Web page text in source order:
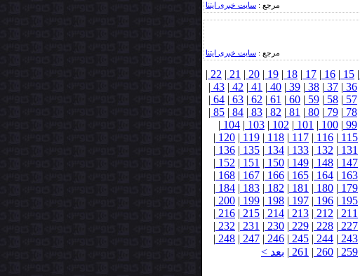
مرجع : سایت خبری ایتنا
مرجع : سایت خبری ایتنا
|
15
|
16
|
17
|
18
|
19
|
20
|
21
|
22
|
36
|
37
|
38
|
39
|
40
|
41
|
42
|
43
|
57
|
58
|
59
|
60
|
61
|
62
|
63
|
64
|
78
|
79
|
80
|
81
|
82
|
83
|
84
|
85
|
99
|
100
|
101
|
102
|
103
|
104
|
115
|
116
|
117
|
118
|
119
|
120
|
131
|
132
|
133
|
134
|
135
|
136
|
147
|
148
|
149
|
150
|
151
|
152
|
163
|
164
|
165
|
166
|
167
|
168
|
179
|
180
|
181
|
182
|
183
|
184
|
195
|
196
|
197
|
198
|
199
|
200
|
211
|
212
|
213
|
214
|
215
|
216
|
227
|
228
|
229
|
230
|
231
|
232
|
243
|
244
|
245
|
246
|
247
|
248
|
259
|
260
|
261
| بعد >